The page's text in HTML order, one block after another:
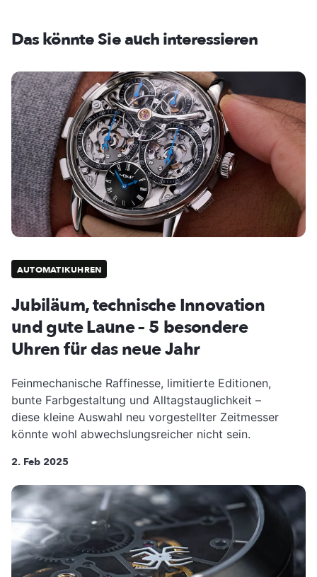
Das könnte Sie auch interessieren
AUTOMATIKUHREN
Jubiläum, technische Innovation
und gute Laune – 5 besondere
Uhren für das neue Jahr
Feinmechanische Raffinesse, limitierte Editionen,
bunte Farbgestaltung und Alltagstauglichkeit –
diese kleine Auswahl neu vorgestellter Zeitmesser
könnte wohl abwechslungsreicher nicht sein.
2. Feb 2025